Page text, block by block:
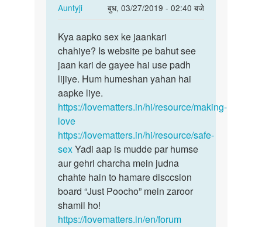
Auntyji
बुध, 03/27/2019 - 02:40 बजे
In
to
Sex
by
rakesh
Kya
aapko
sex
ke
jaankari…
Kya aapko sex ke jaankari
chahiye? Is website pe bahut see
jaan kari de gayee hai use padh
lijiye. Hum humeshan yahan hai
aapke liye.
https://lovematters.in/hi/resource/making-
love
https://lovematters.in/hi/resource/safe-
sexYadi aap is mudde par humse
aur gehri charcha mein judna
chahte hain to hamare disccsion
board “Just Poocho” mein zaroor
shamil ho!
https://lovematters.in/en/forum